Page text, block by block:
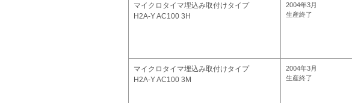
マイクロタイマ埋込み取付けタイプ
H2A-Y AC100 3H
2004年3月
生産終了
マイクロタイマ埋込み取付けタイプ
H2A-Y AC100 3M
2004年3月
生産終了